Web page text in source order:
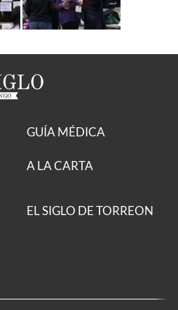
GUÍA MÉDICA
A LA CARTA
EL SIGLO DE TORREON